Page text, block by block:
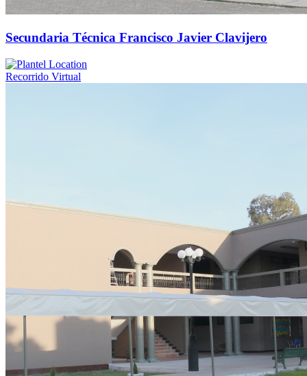
Secundaria Técnica Francisco Javier Clavijero
Recorrido Virtual